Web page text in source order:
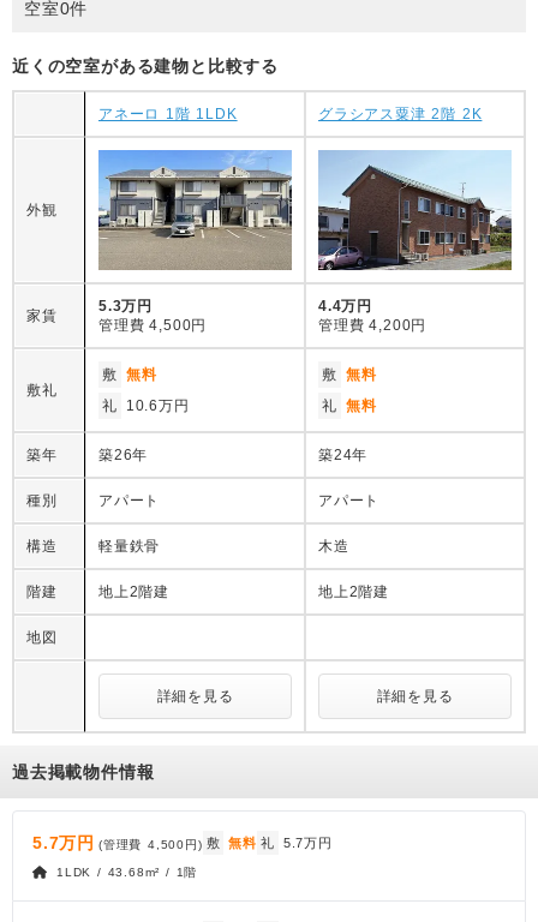
空室0件
近くの空室がある建物と比較する
アネーロ 1階 1LDK グラシアス粟津 2階 2K
外観
家賃
5.3万円
管理費 4,500円
4.4万円
管理費 4,200円
敷礼
敷 無料
礼
10.6万円
敷 無料
礼 無料
築年 築26年 築24年
種別 アパート アパート
構造 軽量鉄骨 木造
階建 地上2階建 地上2階建
地図
詳細を見る 詳細を見る
過去掲載物件情報
5.7万円 (管理費 4,500円) 敷 無料 礼 5.7万円
1LDK / 43.68m² / 1階